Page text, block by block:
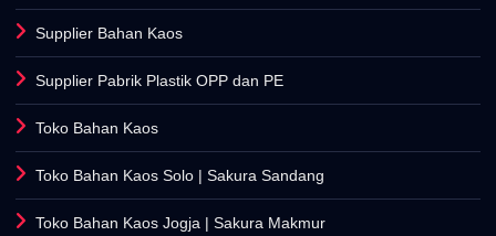
Supplier Bahan Kaos
Supplier Pabrik Plastik OPP dan PE
Toko Bahan Kaos
Toko Bahan Kaos Solo | Sakura Sandang
Toko Bahan Kaos Jogja | Sakura Makmur